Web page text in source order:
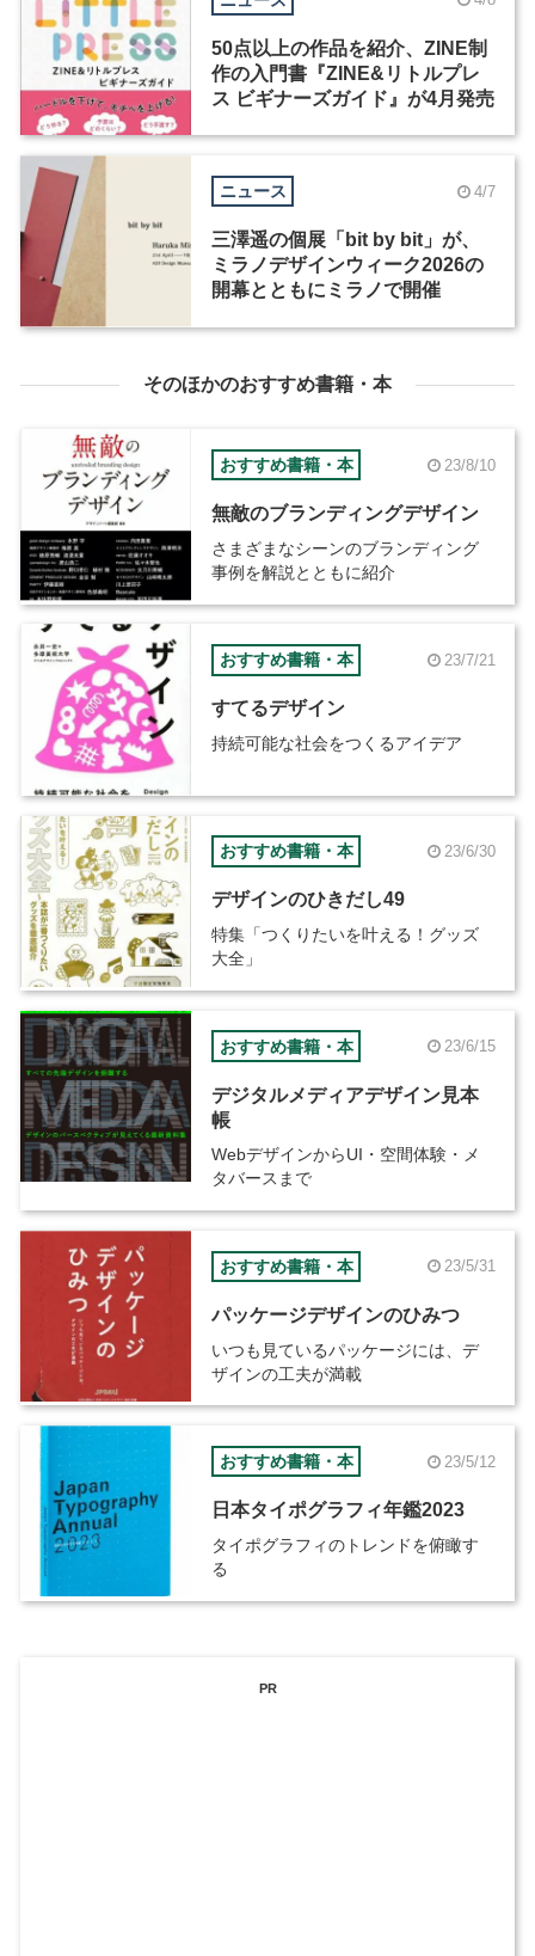
50点以上の作品を紹介、ZINE制
作の入門書『ZINE&リトルプレ
ス ビギナーズガイド』が4月発売
ニュース 4/7
三澤遥の個展「bit by bit」が、
ミラノデザインウィーク2026の
開幕とともにミラノで開催
そのほかのおすすめ書籍・本
おすすめ書籍・本 23/8/10
無敵のブランディングデザイン
さまざまなシーンのブランディング
事例を解説とともに紹介
おすすめ書籍・本 23/7/21
すてるデザイン
持続可能な社会をつくるアイデア
おすすめ書籍・本 23/6/30
デザインのひきだし49
特集「つくりたいを叶える！グッズ
大全」
おすすめ書籍・本 23/6/15
デジタルメディアデザイン見本
帳
WebデザインからUI・空間体験・メ
タバースまで
おすすめ書籍・本 23/5/31
パッケージデザインのひみつ
いつも見ているパッケージには、デ
ザインの工夫が満載
おすすめ書籍・本 23/5/12
日本タイポグラフィ年鑑2023
タイポグラフィのトレンドを俯瞰す
る
PR